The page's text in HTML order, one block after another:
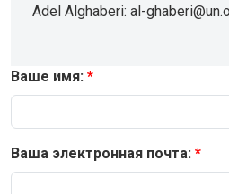
Adel Alghaberi: al-
Ваше имя:
Ваша электронная почта: